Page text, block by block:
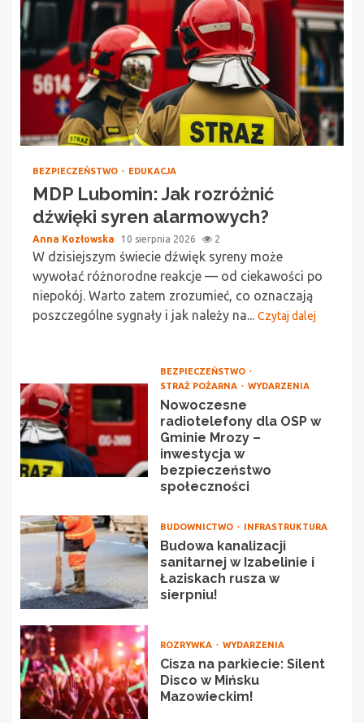
BEZPIECZEŃSTWO EDUKACJA
MDP Lubomin: Jak rozróżnić
dźwięki syren alarmowych?
Anna Kozłowska 10 sierpnia 2026 2
W dzisiejszym świecie dźwięk syreny może
wywołać różnorodne reakcje — od ciekawości po
niepokój. Warto zatem zrozumieć, co oznaczają
poszczególne sygnały i jak należy na... Czytaj dalej
BEZPIECZEŃSTWO
STRAŻ POŻARNA
WYDARZENIA
Nowoczesne
radiotelefony dla OSP w
Gminie Mrozy –
inwestycja w
bezpieczeństwo
społeczności
BUDOWNICTWO INFRASTRUKTURA
Budowa kanalizacji
sanitarnej w Izabelinie i
Łaziskach rusza w
sierpniu!
ROZRYWKA WYDARZENIA
Cisza na parkiecie: Silent
Disco w Mińsku
Mazowieckim!